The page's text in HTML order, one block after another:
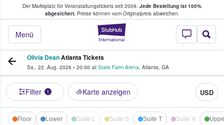
Der Marktplatz für Veranstaltungstickets seit 2009. Jede Bestellung ist 100%
abgesichert.Preise können vom Originalpreis abweichen.
StubHub - Wo
Menü
Tickets kaufen & verkaufen
Olivia DeanAtlanta Tickets
Sa., 22. Aug. 2026 • 20:00 at State Farm Arena, Atlanta, GA
Filter 1 Karte anzeigen USD
Floor Lower Suite L Suite S Suite T Suite V